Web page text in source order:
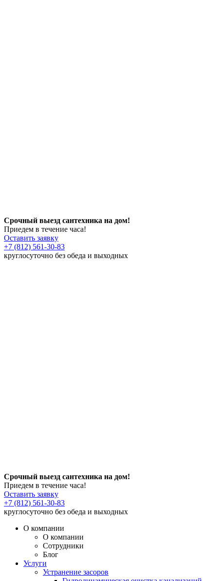
Срочный выезд сантехника на дом!
Приедем в течение часа!
Оставить заявку
+7 (812) 561-30-83
круглосуточно без обеда и выходных
Срочный выезд сантехника на дом!
Приедем в течение часа!
Оставить заявку
+7 (812) 561-30-83
круглосуточно без обеда и выходных
О компании
О компании
Сотрудники
Блог
Услуги
Устранение засоров